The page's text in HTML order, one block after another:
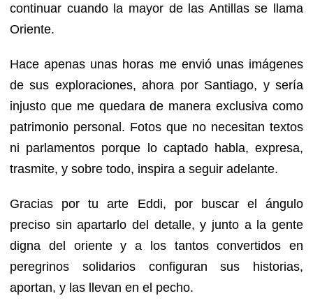
continuar cuando la mayor de las Antillas se llama
Oriente.
Hace apenas unas horas me envió unas imágenes
de sus exploraciones, ahora por Santiago, y sería
injusto que me quedara de manera exclusiva como
patrimonio personal. Fotos que no necesitan textos
ni parlamentos porque lo captado habla, expresa,
trasmite, y sobre todo, inspira a seguir adelante.
Gracias por tu arte Eddi, por buscar el ángulo
preciso sin apartarlo del detalle, y junto a la gente
digna del oriente y a los tantos convertidos en
peregrinos solidarios configuran sus historias,
aportan, y las llevan en el pecho.